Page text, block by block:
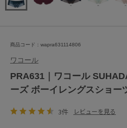
商品コード：wapra631114806
ワコール
PRA631｜ワコール
ーズ ボーイレングスショー
3件 レビューを見る